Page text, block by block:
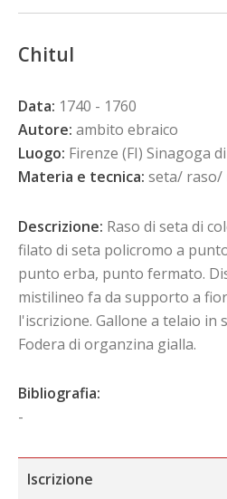
Chitul
Data: 1740 - 1760
Autore: ambito ebraico
Luogo: Firenze (FI) Sinagoga
Materia e tecnica: seta/ raso/
Descrizione: Raso di seta di
filato di seta policromo a
punto erba, punto fermato.
mistilineo fa da supporto a
l'iscrizione. Gallone a telaio in
Fodera di organzina gialla.
Bibliografia:
-
Iscrizione